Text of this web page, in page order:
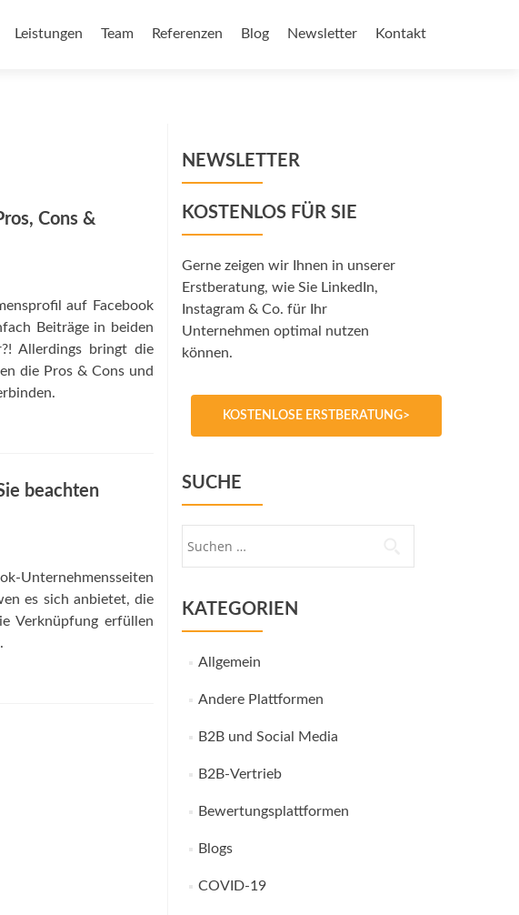
Leistungen Team Referenzen Blog Newsletter Kontakt
Cons &
auf Facebook
Beiträge in beiden
Allerdings bringt die
die Pros & Cons und
beachten
Unternehmensseiten
es sich anbietet, die
Verknüpfung erfüllen
NEWSLETTER
KOSTENLOS FÜR SIE
Gerne zeigen wir Ihnen in unserer
Erstberatung, wie Sie LinkedIn,
Instagram & Co. für Ihr
Unternehmen optimal nutzen
können.
KOSTENLOSE ERSTBERATUNG>
SUCHE
KATEGORIEN
Allgemein
Andere Plattformen
B2B und Social Media
B2B-Vertrieb
Bewertungsplattformen
Blogs
COVID-19